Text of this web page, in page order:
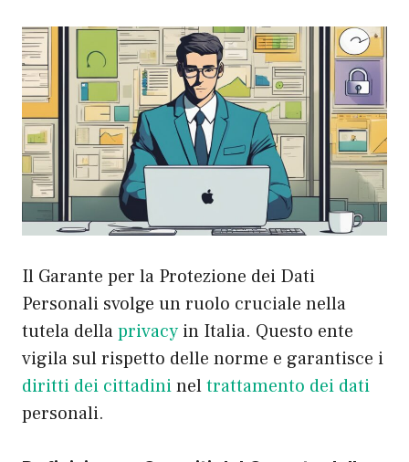
Il Garante per la Protezione dei Dati
Personali svolge un ruolo cruciale nella
tutela dellaprivacy in Italia. Questo ente
vigila sul rispetto delle norme e garantisce i
diritti dei cittadinineltrattamento dei dati
personali.